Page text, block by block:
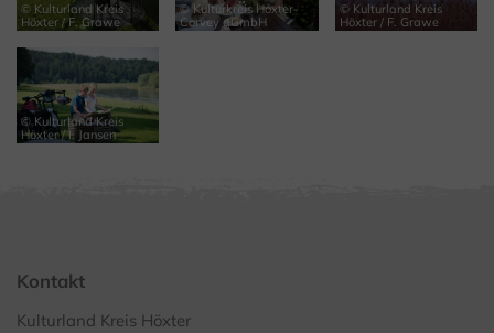
© Kulturland Kreis
Höxter / F. Grawe
© Kulturkreis Höxter-
Corvey gGmbH
© Kulturland Kreis
Höxter / F. Grawe
© Kulturland Kreis
Höxter / I. Jansen
Kontakt
Kulturland Kreis Höxter